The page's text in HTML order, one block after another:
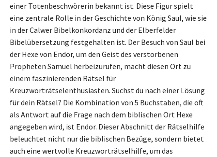
einer Totenbeschwörerin bekannt ist. Diese Figur spielt
eine zentrale Rolle in der Geschichte von König Saul, wie sie
in der Calwer Bibelkonkordanz und der Elberfelder
Bibelübersetzung festgehalten ist. Der Besuch von Saul bei
der Hexe von Endor, um den Geist des verstorbenen
Propheten Samuel herbeizurufen, macht diesen Ort zu
einem faszinierenden Rätsel für
Kreuzworträtselenthusiasten. Suchst du nach einer Lösung
für dein Rätsel? Die Kombination von 5 Buchstaben, die oft
als Antwort auf die Frage nach dem biblischen Ort Hexe
angegeben wird, ist Endor. Dieser Abschnitt der Rätselhilfe
beleuchtet nicht nur die biblischen Bezüge, sondern bietet
auch eine wertvolle Kreuzworträtselhilfe, um das